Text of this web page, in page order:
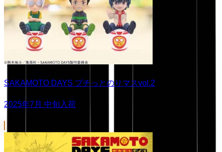
SAKAMOTO DAYS プチっとのりマスvol.2
2025年7月 中旬入荷